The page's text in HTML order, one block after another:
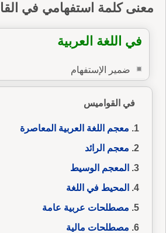
معنى كلمة استفهامي في
في اللغة العربية
ضمير الإستفهام
في القواميس
معجم اللغة العربية المعاصرة
معجم الرائد
المعجم الوسيط
المحيط في اللغة
مصطلحات عربية عامة
مصطلحات مالية